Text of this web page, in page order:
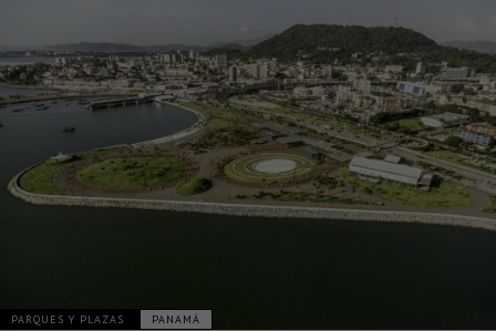
PARQUES Y PLAZAS PANAMÁ